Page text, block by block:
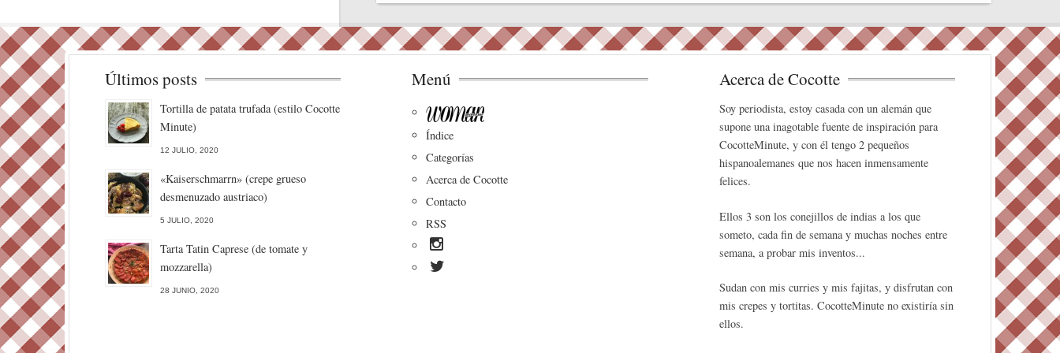
okr In es
t
pa
rti
r
Últimos posts
Tortilla de patata trufada (estilo Cocotte
Minute)
12 JULIO, 2020
«Kaiserschmarrn» (crepe grueso
desmenuzado austriaco)
5 JULIO, 2020
Tarta Tatin Caprese (de tomate y
mozzarella)
28 JUNIO, 2020
Menú
Índice
Categorías
Acerca de Cocotte
Contacto
RSS
Acerca de Cocotte
Soy periodista, estoy casada con un alemán que
supone una inagotable fuente de inspiración para
CocotteMinute, y con él tengo 2 pequeños
hispanoalemanes que nos hacen inmensamente
felices.
Ellos 3 son los conejillos de indias a los que
someto, cada fin de semana y muchas noches entre
semana, a probar mis inventos...
Sudan con mis curries y mis fajitas, y disfrutan con
mis crepes y tortitas. CocotteMinute no existiría sin
ellos.